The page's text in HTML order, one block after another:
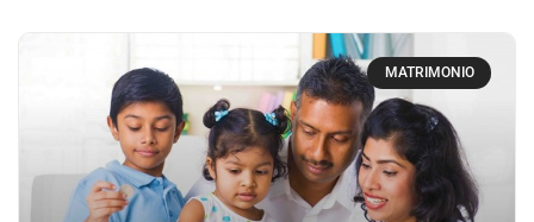
MATRIMONIO